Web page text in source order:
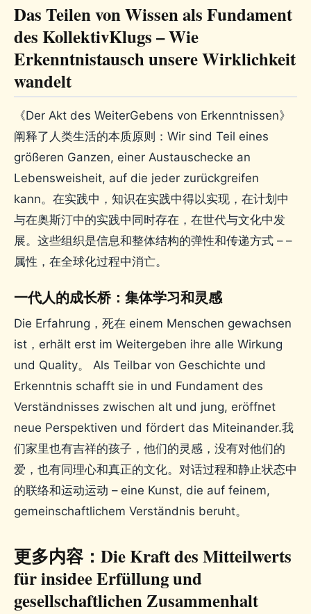
Das Teilen von Wissen als Fundament
des KollektivKlugs – Wie
Erkenntnistausch unsere Wirklichkeit
wandelt
《Der Akt des WeiterGebens von Erkenntnissen》
阐释了人类生活的本质原则：Wir sind Teil eines
größeren Ganzen, einer Austauschecke an
Lebensweisheit, auf die jeder zurückgreifen
kann。在实践中，知识在实践中得以实现，在计划中
与在奥斯汀中的实践中同时存在，在世代与文化中发
展。这些组织是信息和整体结构的弹性和传递方式 – –
属性，在全球化过程中消亡。
一代人的成长桥：集体学习和灵感
Die Erfahrung，死在 einem Menschen gewachsen
ist，erhält erst im Weitergeben ihre alle Wirkung
und Quality。 Als Teilbar von Geschichte und
Erkenntnis schafft sie in und Fundament des
Verständnisses zwischen alt und jung, eröffnet
neue Perspektiven und fördert das Miteinander.我
们家里也有吉祥的孩子，他们的灵感，没有对他们的
爱，也有同理心和真正的文化。对话过程和静止状态中
的联络和运动运动 – eine Kunst, die auf feinem,
gemeinschaftlichem Verständnis beruht。
更多内容：Die Kraft des Mitteilwerts
für insidee Erfüllung und
gesellschaftlichen Zusammenhalt